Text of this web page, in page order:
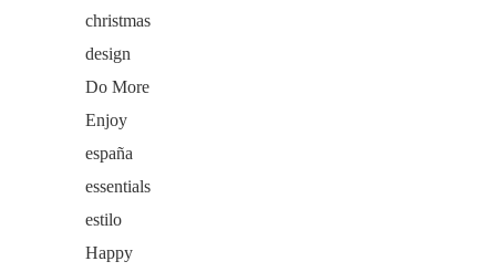
christmas
design
Do More
Enjoy
españa
essentials
estilo
Happy